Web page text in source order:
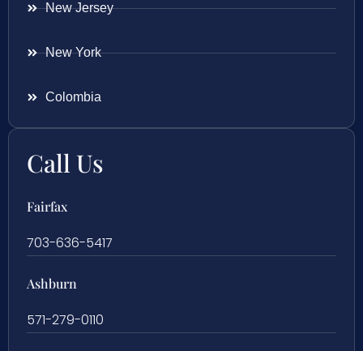
New Jersey
New York
Colombia
Call Us
Fairfax
703-636-5417
Ashburn
571-279-0110